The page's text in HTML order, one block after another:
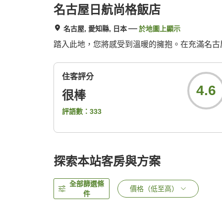
名古屋日航尚格飯店
名古屋, 愛知縣, 日本 於地圖上顯示
踏入此地，您將感受到溫暖的擁抱。在充滿名
住客評分
很棒
評語數： 333
4.6
探索本站客房與方案
全部篩選條
件
價格（低至高）